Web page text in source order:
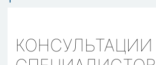
КОНСУЛЬТАЦИИ